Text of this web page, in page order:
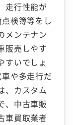
走行性能が
検簿等をし
メンテナン
販売しやす
すいでしょ
や多走行だ
、カスタム
、中古車販
車買取業者